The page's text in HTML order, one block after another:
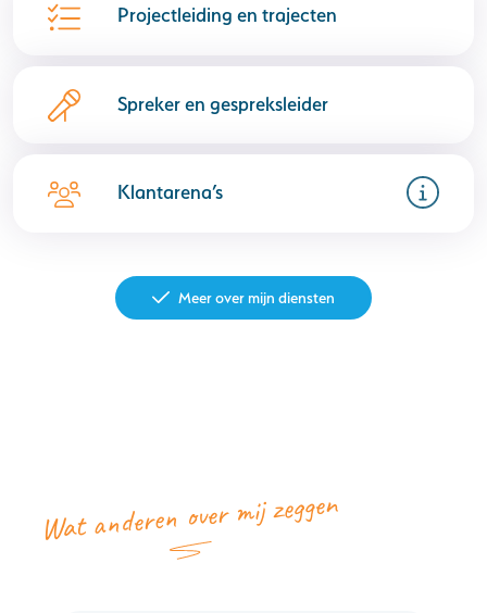
Projectleiding en trajecten
Spreker en gespreksleider
Klantarena’s
Meer over mijn diensten
Wat anderen over mij zeggen